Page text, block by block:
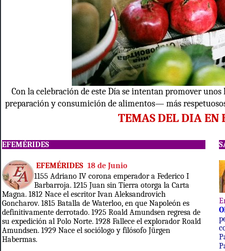
Con la celebración de este Día se intentan promover
preparación y consumición de alimentos— más
TEMAS DEL DIA EN
EFEMÉRIDES
EFEMÉRIDES 18 de Junio
1155 Adriano IV corona emperador a Federico I
Barbarroja. 1215 Juan sin Tierra otorga la Carta
Magna. 1812 Nace el escritor Ivan Aleksandrovich
Goncharov. 1815 Batalla de Waterloo, en que Napoleón es
definitivamente derrotado. 1925 Roald Amundsen regresa de
su expedición al Polo Norte. 1928 Fallece el explorador Roald
Amundsen. 1929 Nace el sociólogo y filósofo Jürgen
Habermas.